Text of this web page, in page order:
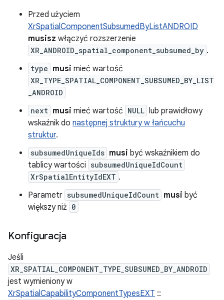
Przed użyciem
XrSpatialComponentSubsumedByListANDROID
musisz włączyć rozszerzenie
XR_ANDROID_spatial_component_subsumed_by .
type musi mieć wartość
XR_TYPE_SPATIAL_COMPONENT_SUBSUMED_BY_LIST
_ANDROID
next musi mieć wartość NULL lub prawidłowy
wskaźnik do następnej struktury w łańcuchu
struktur.
subsumedUniqueIds musi być wskaźnikiem do
tablicy wartości subsumedUniqueIdCount
XrSpatialEntityIdEXT .
Parametr subsumedUniqueIdCount musi być
większy niż 0
Konfiguracja
Jeśli
XR_SPATIAL_COMPONENT_TYPE_SUBSUMED_BY_ANDROID
jest wymieniony w
XrSpatialCapabilityComponentTypesEXT ::